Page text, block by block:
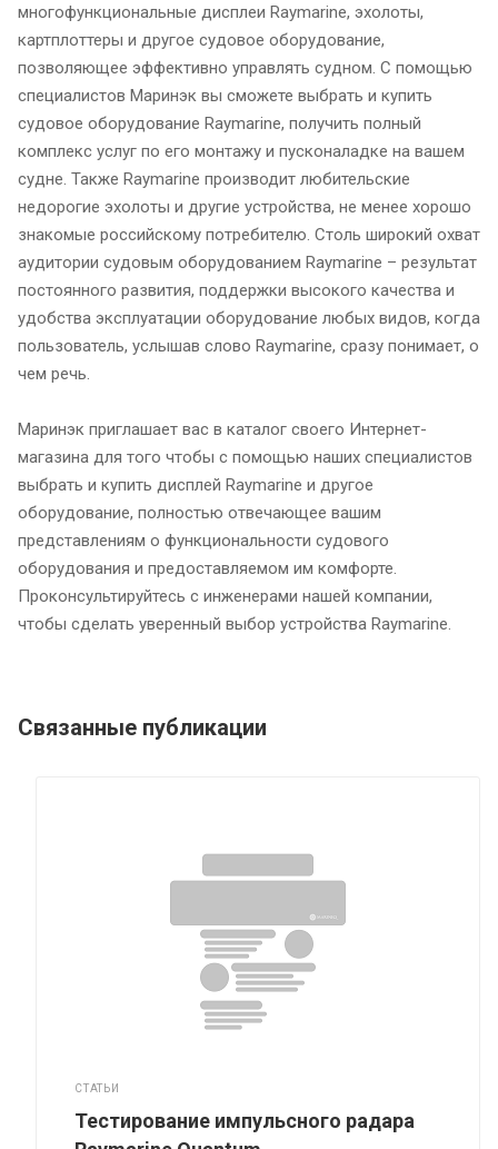
многофункциональные дисплеи Raymarine, эхолоты,
картплоттеры и другое судовое оборудование,
позволяющее эффективно управлять судном. С помощью
специалистов Маринэк вы сможете выбрать и купить
судовое оборудование Raymarine, получить полный
комплекс услуг по его монтажу и пусконаладке на вашем
судне. Также Raymarine производит любительские
недорогие эхолоты и другие устройства, не менее хорошо
знакомые российскому потребителю. Столь широкий охват
аудитории судовым оборудованием Raymarine – результат
постоянного развития, поддержки высокого качества и
удобства эксплуатации оборудование любых видов, когда
пользователь, услышав слово Raymarine, сразу понимает, о
чем речь.
Маринэк приглашает вас в каталог своего Интернет-
магазина для того чтобы с помощью наших специалистов
выбрать и купить дисплей Raymarine и другое
оборудование, полностью отвечающее вашим
представлениям о функциональности судового
оборудования и предоставляемом им комфорте.
Проконсультируйтесь с инженерами нашей компании,
чтобы сделать уверенный выбор устройства Raymarine.
Связанные публикации
СТАТЬИ
Тестирование импульсного радара